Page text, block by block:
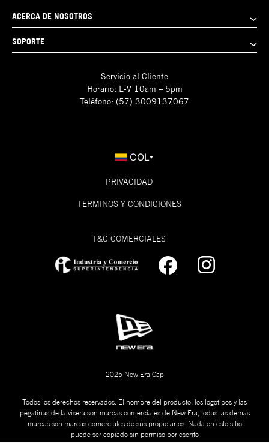
ACERCA DE NOSOTROS
SOPORTE
Servicio al Cliente
Horario: L-V 10am – 5pm
Teléfono: (57) 3009137067
COL
PRIVACIDAD
TÉRMINOS Y CONDICIONES
T&C COMERCIALES
2025 New Era Cap
Todos los derechos reservados. El nombre del producto, los logotipos y las
pegatinas de la visera son marcas comerciales de New Era, todas las demás
marcas son marcas comerciales de sus propietarios. Nada en este sitio
puede ser copiado sin permiso por escrito